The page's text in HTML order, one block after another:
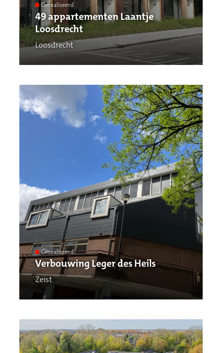
Gerealiseerd
49 appartementen Laantje
Loosdrecht
Loosdrecht
Gerealiseerd
Verbouwing Leger des Heils
Zeist